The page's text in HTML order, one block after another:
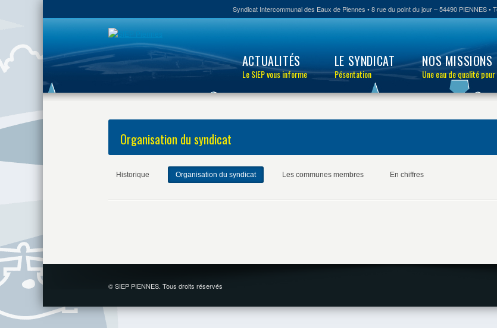
Syndicat Intercommunal des Eaux de Piennes • 8 rue du point du jour – 54490 PIENNES
ACTUALITÉS
Le SIEP vous informe
LE SYNDICAT
Pésentation
NOS MISSIONS
Une eau de qualité
Organisation du syndicat
Historique Organisation du syndicat Les communes membres En chiffres
© SIEP PIENNES. Tous droits réservés